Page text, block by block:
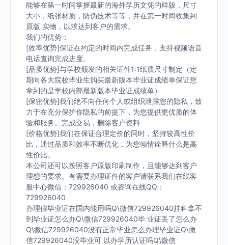
能够在第一时间掌握最新的海外学历文凭的样版，尺寸
大小，纸张材质，防伪技术等等，并在第一时间收集到
原版 实物，以求达到客户的需求。
我们的优势：
[效率优势]保证在约定的时间内完成任务，支持视频语音
电话查询完成进度。
[品质优势]与学校颁发的相关证件1:1纸质尺寸制定（定
期向各大院校毕业生购买最新版本毕业证成绩单保证您
拿到的是学校内部最新版本毕业证成绩单）
[保密优势]我们绝不向任何个人或组织泄露您的隐私，致
力于在充分保护你隐私的前提下，为您提供更优质的体
验和服务。完成交易，删除客户资料
[价格优势]我们在保证合理定价的同时，坚持较高性价
比，通过品质和效率不断优化，为您倾情诠释什么是高
性价比。
本公司还可以按照客户原版印刷制作，且能够达到客户
理想的要求。有需要办理证件的客户请联系我们在线客
服中心微信：729926040 或咨询在线QQ：
729926040
办理假毕业证在国内能用吗Q\微信729926040挂科拿不
到毕业证怎么办Q\微信729926040毕 业证丢了怎么办
Q\微信729926040没有正常毕业怎么办理毕业证Q\微
信729926040没毕业可 以办学历认证吗Q\微信